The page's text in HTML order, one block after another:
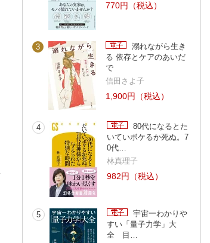
わけがわかる世界史
社会専科
眠れなくなるほ
白い 図解プレミ
770円（税込）
3
溺れながら生き
る 依存とケアのあいだ
で
信田さよ子
1,900円（税込）
4
80代になるとた
いていボケるか死ぬ。7
0代…
林真理子
982円（税込）
5
宇宙一わかりや
すい「量子力学」大
全 目…